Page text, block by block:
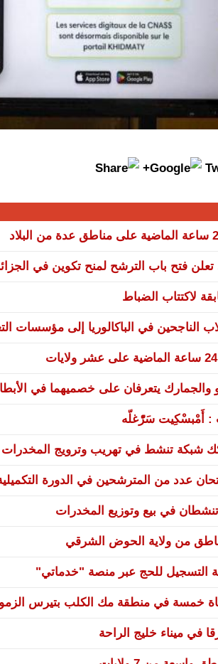
تعلن فتح باب الترشح لمنح تكوين في
لاكتتاب الضباط
الناجحين في الباكالوريا إلى مؤسسات
يتعرفان على خصميهما في
: أَمْبسْكِيت سَرّْغلّه
شبكة تنشط في تهريب وترويج المخدرات
عدد من المترشحين في الدورة التكميلية
في بيع وتوزيع المخدرات
من ولاية الحوض الشرقي
التسجيل للحج عبر منصة "خدماتي"
خمسة في منطقة مك الكلب بتيرس
في ميناء خليج الراحة